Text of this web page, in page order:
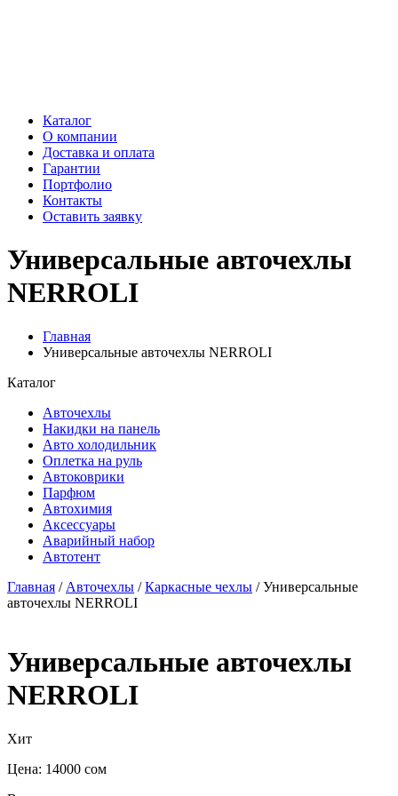
Каталог
О компании
Доставка и оплата
Гарантии
Портфолио
Контакты
Оставить заявку
Универсальные авточехлы
NERROLI
Главная
Универсальные авточехлы NERROLI
Каталог
Авточехлы
Накидки на панель
Авто холодильник
Оплетка на руль
Автоковрики
Парфюм
Автохимия
Аксессуары
Аварийный набор
Автотент
Главная / Авточехлы /Каркасные чехлы / Универсальные
авточехлы NERROLI
Универсальные авточехлы
NERROLI
Хит
Цена: 14000 сом